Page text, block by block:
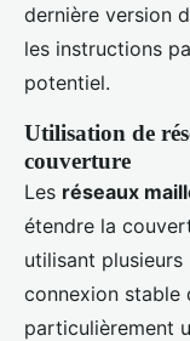
dernière version
les instructions
potentiel.
Utilisation de
couverture
Les réseaux
étendre la
utilisant
connexion stable
particulièrement